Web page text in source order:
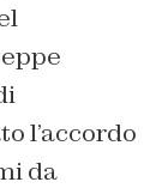
l’accordo
da